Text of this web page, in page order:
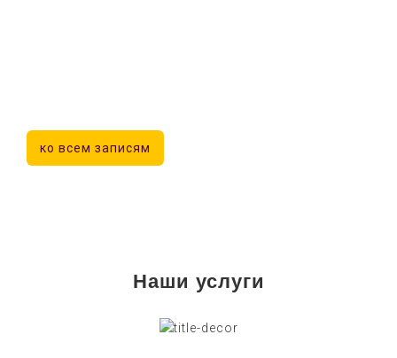
ко всем записям
Наши услуги